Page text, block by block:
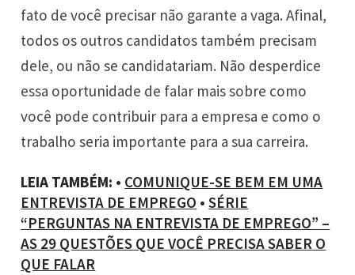
fato de você precisar não garante a vaga. Afinal,
todos os outros candidatos também precisam
dele, ou não se candidatariam. Não desperdice
essa oportunidade de falar mais sobre como
você pode contribuir para a empresa e como o
trabalho seria importante para a sua carreira.
LEIA TAMBÉM: • COMUNIQUE-SE BEM EM UMA
ENTREVISTA DE EMPREGO •SÉRIE
“PERGUNTAS NA ENTREVISTA DE EMPREGO” –
AS 29 QUESTÕES QUE VOCÊ PRECISA SABER O
QUE FALAR